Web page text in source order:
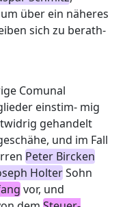
über ein näheres
sich zu berath-
Comunal
einstim- mig
gehandelt
und im Fall
Peter Bircken
HolterSohn
vor, und